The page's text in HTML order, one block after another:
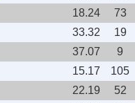
18.24
73
33.32
19
37.07
9
15.17
105
22.19
52